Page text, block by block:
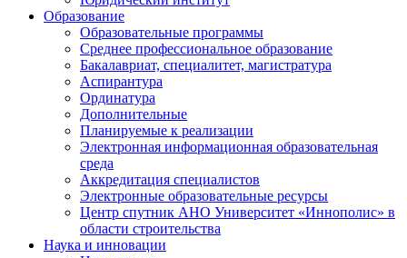
Образование
Образовательные программы
Среднее профессиональное образование
Бакалавриат, специалитет, магистратура
Аспирантура
Ординатура
Дополнительные
Планируемые к реализации
Электронная информационная образовательная
среда
Аккредитация специалистов
Электронные образовательные ресурсы
Центр спутник АНО Университет «Иннополис» в
области строительства
Наука и инновации